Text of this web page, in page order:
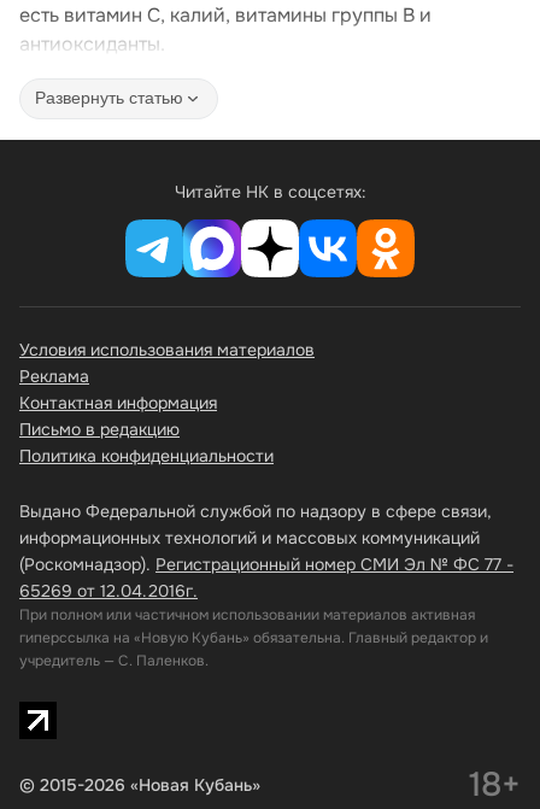
есть витамин C, калий, витамины группы B и
антиоксиданты.
Развернуть статью
Читайте НК в соцсетях:
Выдано Федеральной службой по надзору в сфере связи,
информационных технологий и массовых коммуникаций
(Роскомнадзор). Регистрационный номер СМИ Эл № ФС 77 -
65269 от 12.04.2016г.
При полном или частичном использовании материалов активная
гиперссылка на «Новую Кубань» обязательна. Главный редактор и
учредитель — С. Паленков.
Условия использования материалов
Реклама
Контактная информация
Письмо в редакцию
Политика конфиденциальности
© 2015-2026 «Новая Кубань» 18+